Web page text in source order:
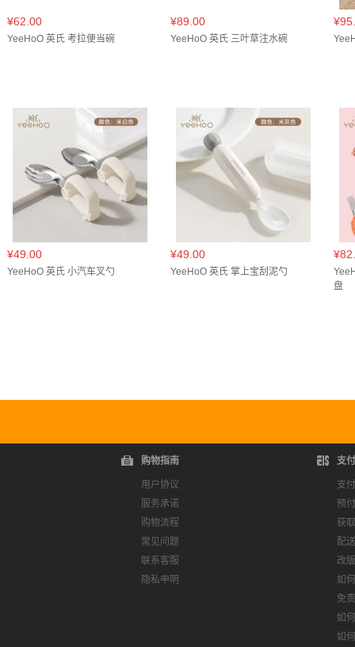
¥62.00
YeeHoO 英氏 考拉便当碗
¥89.00
YeeHoO 英氏 三叶草注水碗
¥49.00
YeeHoO 英氏 小汽车叉勺
¥49.00
YeeHoO 英氏 掌上宝刮泥勺
盘
购物指南
用户协议
服务承诺
购物流程
常见问题
联系客服
隐私申明
支
支
预
获
配
改
如
免
如
如